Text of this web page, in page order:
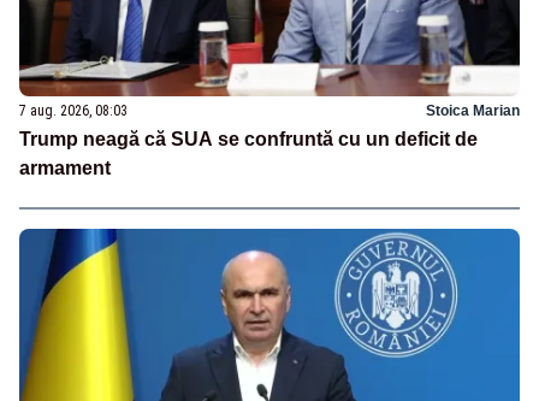
7 aug. 2026, 08:03 Stoica Marian
Trump neagă că SUA se confruntă cu un deficit de
armament